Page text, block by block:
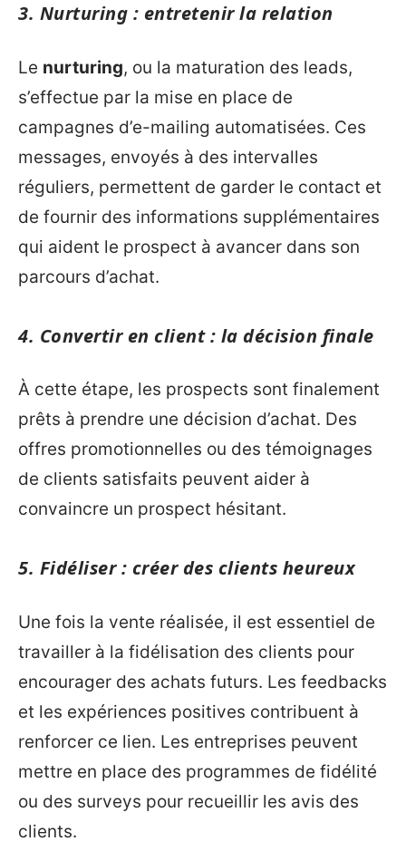
3. Nurturing : entretenir la relation
Le nurturing, ou la maturation des leads,
s’effectue par la mise en place de
campagnes d’e-mailing automatisées. Ces
messages, envoyés à des intervalles
réguliers, permettent de garder le contact et
de fournir des informations supplémentaires
qui aident le prospect à avancer dans son
parcours d’achat.
4. Convertir en client : la décision finale
À cette étape, les prospects sont finalement
prêts à prendre une décision d’achat. Des
offres promotionnelles ou des témoignages
de clients satisfaits peuvent aider à
convaincre un prospect hésitant.
5. Fidéliser : créer des clients heureux
Une fois la vente réalisée, il est essentiel de
travailler à la fidélisation des clients pour
encourager des achats futurs. Les feedbacks
et les expériences positives contribuent à
renforcer ce lien. Les entreprises peuvent
mettre en place des programmes de fidélité
ou des surveys pour recueillir les avis des
clients.